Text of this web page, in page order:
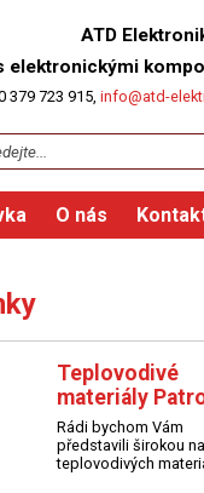
ATD
elektronickými
379 723 915, info@atd-
O nás
Teplovodivé
materiály
Rádi bychom Vám
představili širokou
teplovodivých